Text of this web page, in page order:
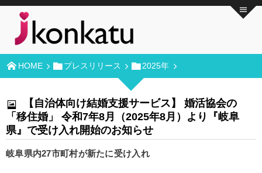
HOME プレスリリース 2025年
【自治体向け結婚支援サービス】 婚活協会の
「移住婚」 令和7年8月（2025年8月）より『岐阜
県』で受け入れ開始のお知らせ
岐阜県内27市町村が新たに受け入れ